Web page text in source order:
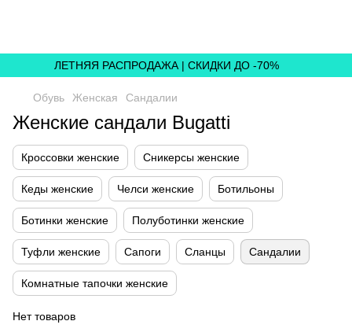
ЛЕТНЯЯ РАСПРОДАЖА | СКИДКИ ДО -70%
Обувь Женская Сандалии
Женские сандали Bugatti
Кроссовки женские Сникерсы женские
Кеды женские Челси женские Ботильоны
Ботинки женские Полуботинки женские
Туфли женские Сапоги Сланцы Сандалии
Комнатные тапочки женские
Нет товаров